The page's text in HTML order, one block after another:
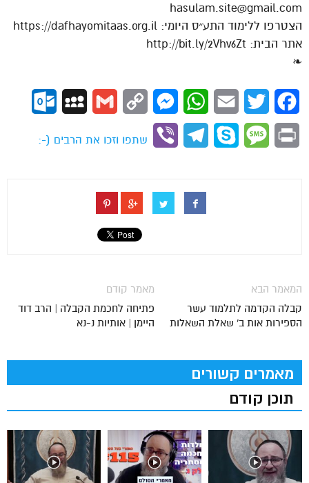
hasulam.site@gmail.com
הצטרפו ללימוד התע״ס היומי: https://dafhayomitaas.org.il
אתר הבית: http://bit.ly/2Vhv6Zt
❧
Facebook
Twitter
Email
WhatsApp
Messenger
Copy
Gmail
MySpace
Print
Message
Skype
Telegram
Viber
שתפו וזכו את הרבים (-:
מאמר קודם
פתיחה לחכמת הקבלה | הרב דוד
היימן | אותיות נ-נא
המאמר הבא
קבלה הקדמה לתלמוד עשר
הספירות אות ב' שאלת השאלות
מאמרים קשורים
תוכן קודם